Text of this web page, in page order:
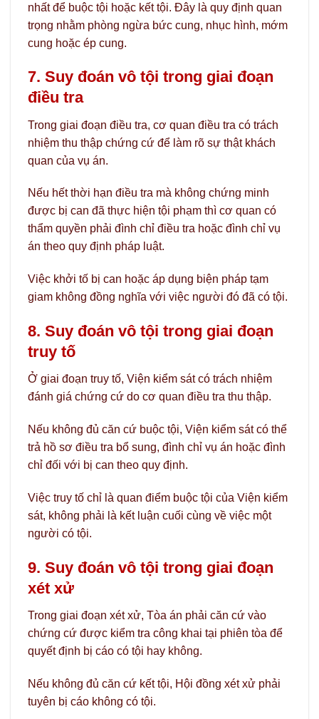
nhất để buộc tội hoặc kết tội. Đây là quy định quan
trọng nhằm phòng ngừa bức cung, nhục hình, mớm
cung hoặc ép cung.
7. Suy đoán vô tội trong giai đoạn
điều tra
Trong giai đoạn điều tra, cơ quan điều tra có trách
nhiệm thu thập chứng cứ để làm rõ sự thật khách
quan của vụ án.
Nếu hết thời hạn điều tra mà không chứng minh
được bị can đã thực hiện tội phạm thì cơ quan có
thẩm quyền phải đình chỉ điều tra hoặc đình chỉ vụ
án theo quy định pháp luật.
Việc khởi tố bị can hoặc áp dụng biện pháp tạm
giam không đồng nghĩa với việc người đó đã có tội.
8. Suy đoán vô tội trong giai đoạn
truy tố
Ở giai đoạn truy tố, Viện kiểm sát có trách nhiệm
đánh giá chứng cứ do cơ quan điều tra thu thập.
Nếu không đủ căn cứ buộc tội, Viện kiểm sát có thể
trả hồ sơ điều tra bổ sung, đình chỉ vụ án hoặc đình
chỉ đối với bị can theo quy định.
Việc truy tố chỉ là quan điểm buộc tội của Viện kiểm
sát, không phải là kết luận cuối cùng về việc một
người có tội.
9. Suy đoán vô tội trong giai đoạn
xét xử
Trong giai đoạn xét xử, Tòa án phải căn cứ vào
chứng cứ được kiểm tra công khai tại phiên tòa để
quyết định bị cáo có tội hay không.
Nếu không đủ căn cứ kết tội, Hội đồng xét xử phải
tuyên bị cáo không có tội.